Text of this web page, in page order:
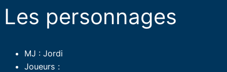
Les personnages​
MJ : Jordi
Joueurs :